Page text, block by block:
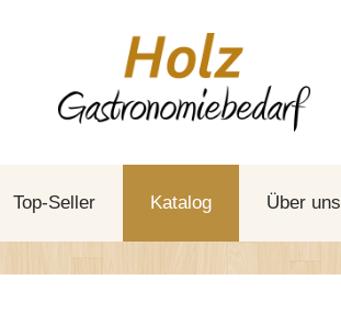
Top-Seller Katalog Über uns